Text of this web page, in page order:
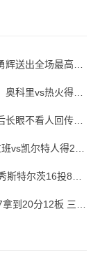
[河村勇辉集锦-腾讯视频] 穿针引线！河村勇辉送出全场最高12助攻 8中2拿到5分5板
[奥科里个人集锦-腾讯视频] 空砍全场最高！奥科里vs热火得27分4板
[杨瀚森妙助-腾讯视频] 十佳球！杨瀚森脑后长眼不看人回传助队友暴扣
[卡拉班个人集锦-腾讯视频] 5记三分！卡拉班vs凯尔特人得21+8
[斯特尔茨集锦-腾讯视频] 三分没开！16号秀斯特尔茨16投8中&三分8中2得到22分2板6助
[雷诺集锦-腾讯视频] 两双到手！雷诺15中7拿到20分12板 三分5中2